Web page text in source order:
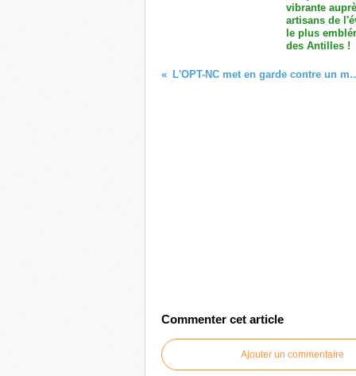
vibrante
artisans de
le plus
des Antilles !
L'OPT-NC met en
Commenter cet article
Ajouter un commentaire